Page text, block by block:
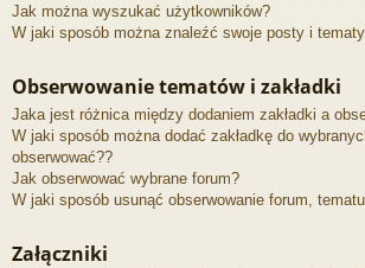
Jak można wyszukać użytkowników?
W jaki sposób można znaleźć swoje posty i
Obserwowanie tematów i zakładki
Jaka jest różnica między dodaniem zakładki a
W jaki sposób można dodać zakładkę do
obserwować??
Jak obserwować wybrane forum?
W jaki sposób usunąć obserwowanie forum,
Załączniki